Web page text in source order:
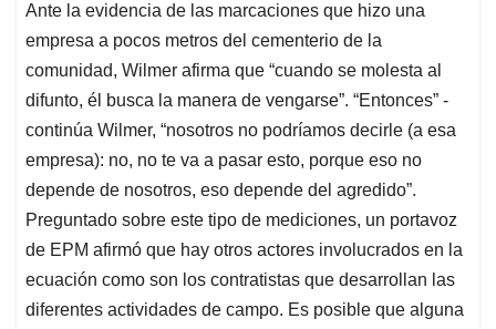
Ante la evidencia de las marcaciones que hizo una
empresa a pocos metros del cementerio de la
comunidad, Wilmer afirma que “cuando se molesta al
difunto, él busca la manera de vengarse”. “Entonces” -
continúa Wilmer, “nosotros no podríamos decirle (a esa
empresa): no, no te va a pasar esto, porque eso no
depende de nosotros, eso depende del agredido”.
Preguntado sobre este tipo de mediciones, un portavoz
de EPM afirmó que hay otros actores involucrados en la
ecuación como son los contratistas que desarrollan las
diferentes actividades de campo. Es posible que alguna